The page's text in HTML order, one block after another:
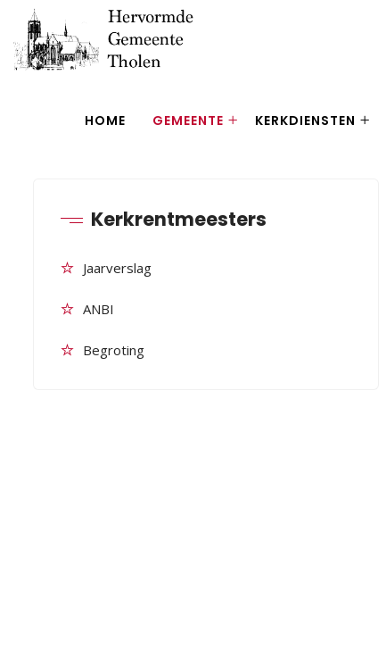
HOME GEMEENTE KERKDIENSTEN
Kerkrentmeesters
Jaarverslag
ANBI
Begroting